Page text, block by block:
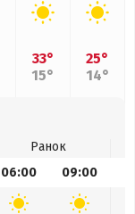
33°
15°
25°
14°
Ранок
06:00 09:00